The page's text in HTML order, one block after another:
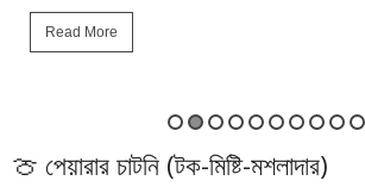
Read More
🍈 পেয়ারার চাটনি (টক-মিষ্টি-মশলাদার)